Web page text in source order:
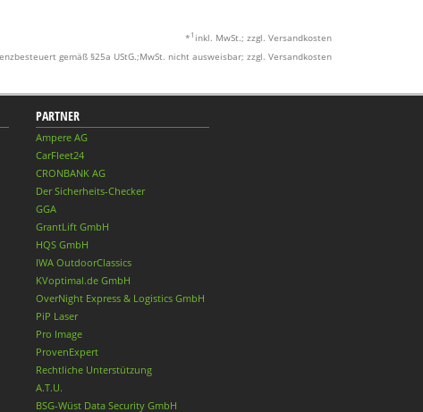
* 1 inkl. MwSt.; zzgl. Versandkosten
gemäß §25a UStG.;MwSt. nicht ausweisbar; zzgl. Versandkosten
PARTNER
Ampere AG
CarFleet24
CRONBANK AG
Der Sicherheits-Checker
GGA
GrantLift GmbH
HQS GmbH
IWA OutdoorClassics
KVoptimal.de GmbH
OverNight Express & Logistics GmbH
PiP Laser
Pro Image
ProvenExpert
Rechtliche Unterstützung
A.T.U.
BSG-Wüst Data Security GmbH